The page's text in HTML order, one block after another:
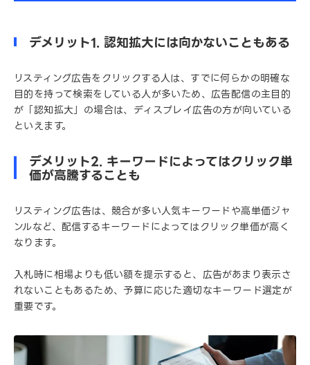
デメリット1. 認知拡大には向かないこともある
リスティング広告をクリックする人は、すでに何らかの明確な
目的を持って検索をしている人が多いため、広告配信の主目的
が「認知拡大」の場合は、ディスプレイ広告の方が向いている
といえます。
デメリット2. キーワードによってはクリック単
価が高騰することも
リスティング広告は、競合が多い人気キーワードや高単価ジャ
ンルなど、配信するキーワードによってはクリック単価が高く
なります。
入札時に相場よりも低い額を提示すると、広告があまり表示さ
れないこともあるため、予算に応じた適切なキーワード選定が
重要です。